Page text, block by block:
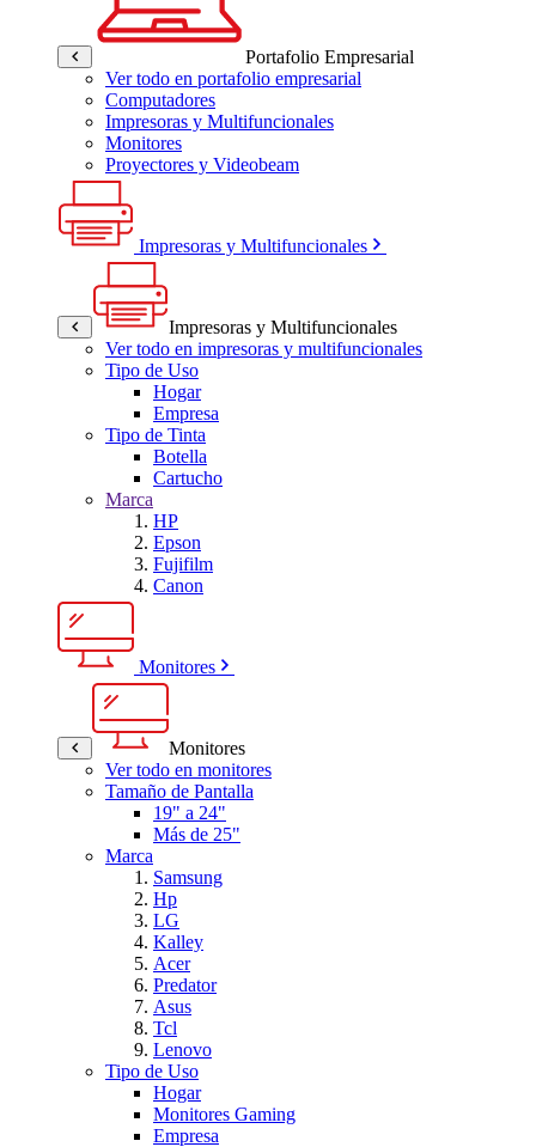
Portafolio Empresarial
Ver todo en portafolio empresarial
Computadores
Impresoras y Multifuncionales
Monitores
Proyectores y Videobeam
Impresoras y Multifuncionales
Impresoras y Multifuncionales
Ver todo en impresoras y multifuncionales
Tipo de Uso
Hogar
Empresa
Tipo de Tinta
Botella
Cartucho
Marca
HP
Epson
Fujifilm
Canon
Monitores
Monitores
Ver todo en monitores
Tamaño de Pantalla
19" a 24"
Más de 25"
Marca
Samsung
Hp
LG
Kalley
Acer
Predator
Asus
Tcl
Lenovo
Tipo de Uso
Hogar
Monitores Gaming
Empresa